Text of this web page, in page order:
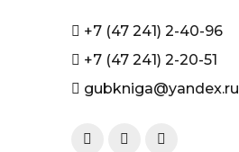
+7 (47 241) 2-40-96
+7 (47 241) 2-20-51
gubkniga@yandex.ru